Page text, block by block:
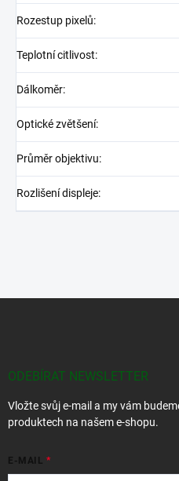
Rozestup pixelů:
Teplotní citlivost:
Dálkoměr:
Optické zvětšení:
Průměr objektivu:
Rozlišení displeje:
ODEBÍRAT NEWSLETTER
Vložte svůj e-mail a my vám
produktech na našem e-shopu.
E-MAIL